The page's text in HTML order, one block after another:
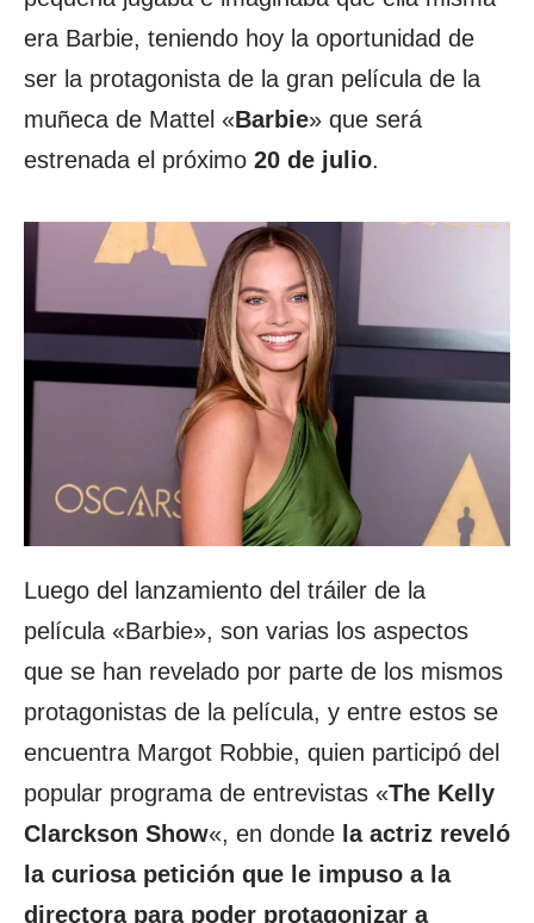
era Barbie, teniendo hoy la oportunidad de
ser la protagonista de la gran película de la
muñeca de Mattel «Barbie» que será
estrenada el próximo 20 de julio.
Luego del lanzamiento del tráiler de la
película «Barbie», son varias los aspectos
que se han revelado por parte de los mismos
protagonistas de la película, y entre estos se
encuentra Margot Robbie, quien participó del
popular programa de entrevistas «The Kelly
Clarckson Show«, en donde la actriz reveló
la curiosa petición que le impuso a la
directora para poder protagonizar a